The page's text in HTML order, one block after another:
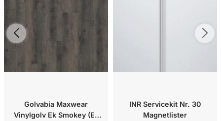
Golvabia Maxwear
Vinylgolv Ek Smokey (Ek
INR Servicekit Nr. 30
Magnetlister